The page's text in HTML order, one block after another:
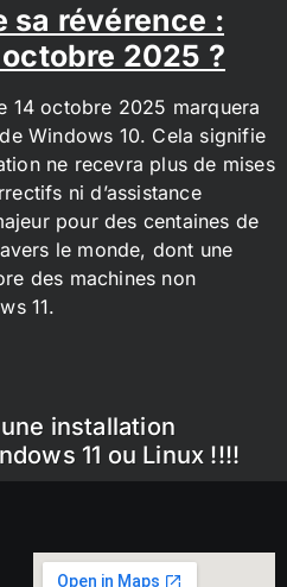
sa révérence :
2025 ?
14 octobre 2025 marquera
Windows 10. Cela signifie
ne recevra plus de mises
ni d’assistance
pour des centaines de
le monde, dont une
des machines non
11.
installation
11 ou Linux !!!!